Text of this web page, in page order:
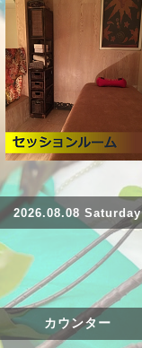
2026.08.08 Saturday
カウンター